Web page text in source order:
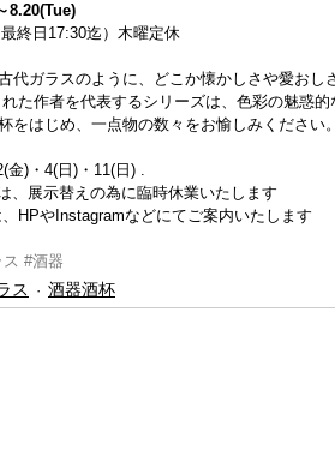
8.20(Tue)
終日17:30迄）木曜定休
代ガラスのように、どこか懐かしさや愛お
た作者を代表するシリーズは、色彩の魅惑
をはじめ、一点物の数々をお愉しみください
)・4(日)・11(日) .
、展示替えの為に臨時休業いたします
HPやInstagramなどにてご案内いたします
#酒器
ス 酒器酒杯